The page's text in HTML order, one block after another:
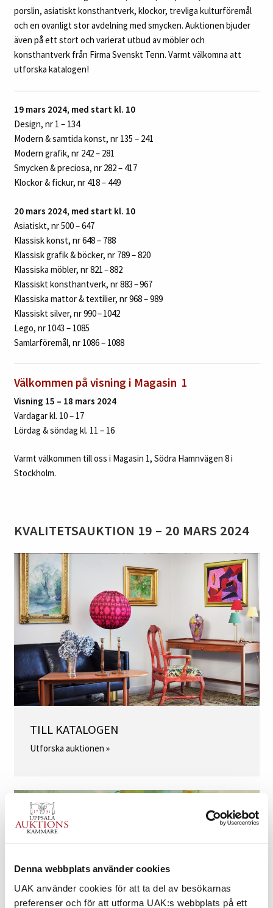
Denna webbplats använder cookies
UAK använder cookies för att ta del av besökarnas
preferenser och för att utforma UAK:s webbplats på ett
porslin, asiatiskt konsthantverk, klockor, trevliga kulturföremål
och en ovanligt stor avdelning med smycken. Auktionen bjuder
även på ett stort och varierat utbud av möbler och
konsthantverk från Firma Svenskt Tenn. Varmt välkomna att
utforska katalogen!
19 mars 2024, med start kl. 10
Design, nr 1 – 134
Modern & samtida konst, nr 135 – 241
Modern grafik, nr 242 – 281
Smycken & preciosa, nr 282 – 417
Klockor & fickur, nr 418 – 449
20mars 2024, med start kl. 10
Asiatiskt, nr 500 – 647
Klassisk konst, nr 648 – 788
Klassisk grafik & böcker, nr 789 – 820
Klassiska möbler, nr 821 – 882
Klassiskt konsthantverk, nr 883 – 967
Klassiska mattor & textilier, nr 968 – 989
Klassiskt silver, nr 990 – 1042
Lego, nr 1043 – 1085
Samlarföremål, nr 1086 – 1088
Välkommen på visning i Magasin 1
Visning 15 – 18 mars 2024
Vardagar kl. 10 – 17
Lördag & söndag kl. 11 – 16
Varmt välkommen till oss i Magasin 1, Södra Hamnvägen 8 i
Stockholm.
KVALITETSAUKTION 19 – 20 MARS 2024
TILL KATALOGEN
Utforska auktionen »